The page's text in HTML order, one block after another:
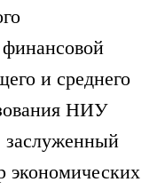
и среднего
НИУ
экономических